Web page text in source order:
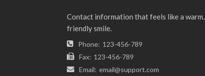
Contact information that feels like a warm,
friendly smile.
Phone: 123-456-789
Fax: 123-456-789
Email: email@support.com